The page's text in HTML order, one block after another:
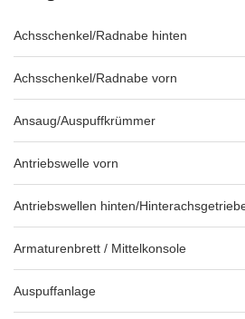
Achsschenkel/Radnabe hinten
Achsschenkel/Radnabe vorn
Ansaug/Auspuffkrümmer
Antriebswelle vorn
Antriebswellen hinten/
Armaturenbrett / Mittelkonsole
Auspuffanlage